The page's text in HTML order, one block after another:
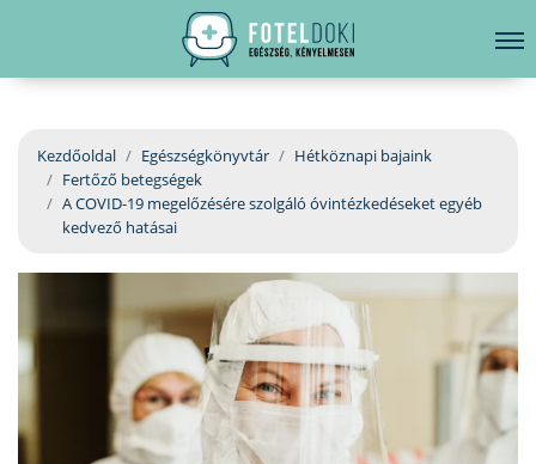
EGÉSZSÉGKÖNYVTÁR
BETEGSÉGKALAUZ
ORVOSKERESŐ
hirdetés
Kezdőoldal Egészségkönyvtár
Hétköznapi bajaink
Fertőző betegségek
A COVID-19 megelőzésére szolgáló óvintézkedéseket egyéb
kedvező hatásai